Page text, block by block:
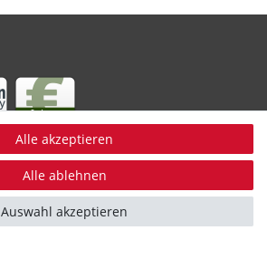
Alle akzeptieren
Alle ablehnen
Auswahl akzeptieren